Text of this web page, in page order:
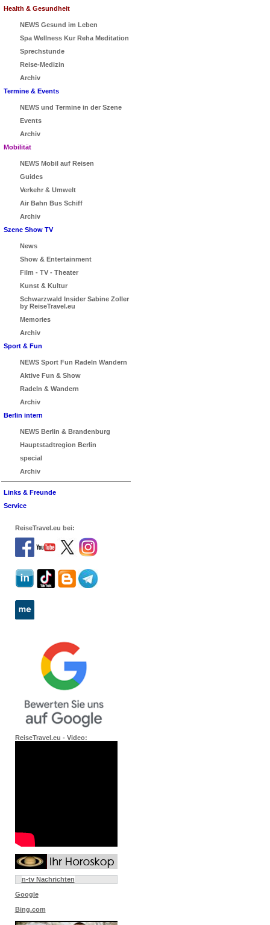
Health & Gesundheit
NEWS Gesund im Leben
Spa Wellness Kur Reha Meditation
Sprechstunde
Reise-Medizin
Archiv
Termine & Events
NEWS und Termine in der Szene
Events
Archiv
Mobilität
NEWS Mobil auf Reisen
Guides
Verkehr & Umwelt
Air Bahn Bus Schiff
Archiv
Szene Show TV
News
Show & Entertainment
Film - TV - Theater
Kunst & Kultur
Schwarzwald Insider Sabine Zoller
by ReiseTravel.eu
Memories
Archiv
Sport & Fun
NEWS Sport Fun Radeln Wandern
Aktive Fun & Show
Radeln & Wandern
Archiv
Berlin intern
NEWS Berlin & Brandenburg
Hauptstadtregion Berlin
special
Archiv
Links & Freunde
Service
ReiseTravel.eu bei:
ReiseTravel.eu - Video:
n-tv Nachrichten
Google
Bing.com